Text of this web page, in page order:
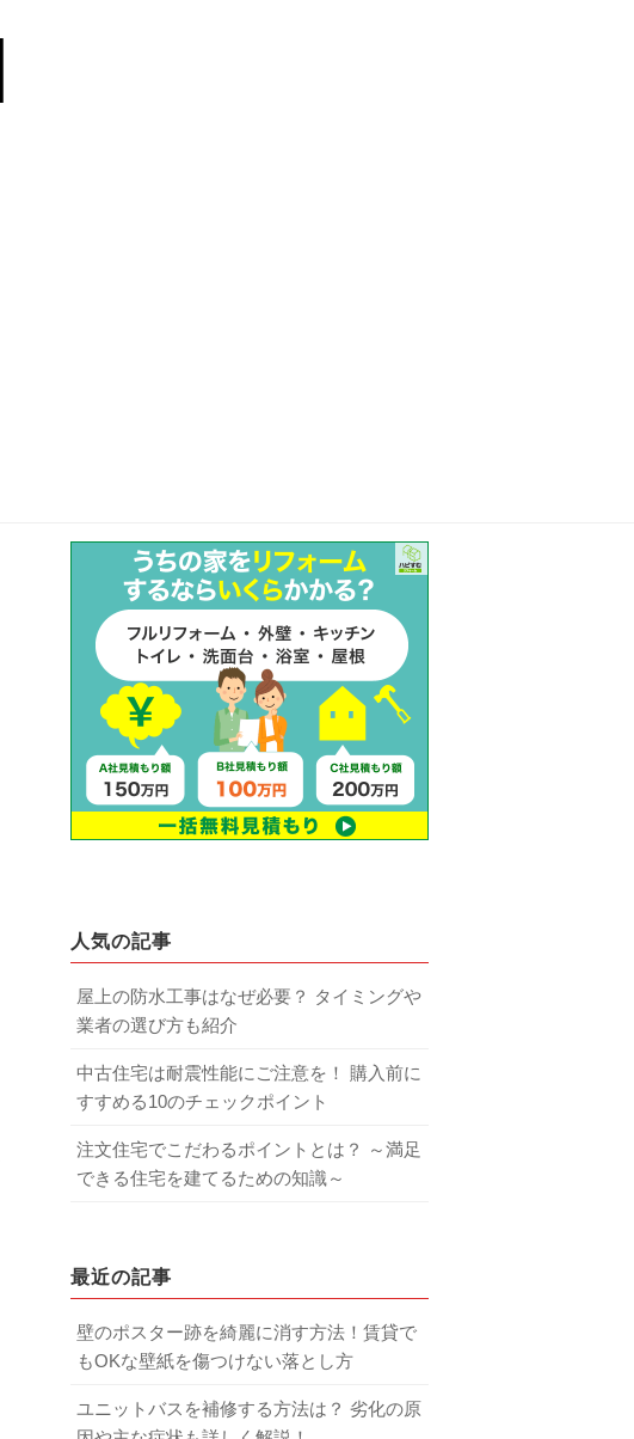
人気の記事
屋上の防水工事はなぜ必要？ タイミングや
業者の選び方も紹介
中古住宅は耐震性能にご注意を！ 購入前に
すすめる10のチェックポイント
注文住宅でこだわるポイントとは？ ～満足
できる住宅を建てるための知識～
最近の記事
壁のポスター跡を綺麗に消す方法！賃貸で
もOKな壁紙を傷つけない落とし方
ユニットバスを補修する方法は？ 劣化の原